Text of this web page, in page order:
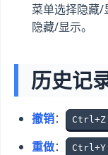
菜单选择隐藏/
隐藏/显示。
历史记
撤销： Ctrl+Z
重做： Ctrl+Y